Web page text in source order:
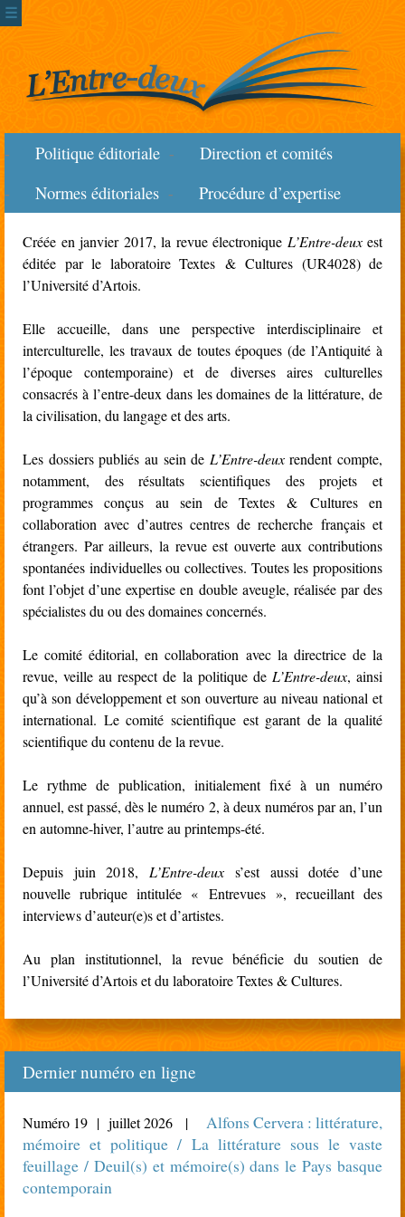
☰
Politique éditoriale
Direction et comités
Normes éditoriales
Procédure d’expertise
Créée en janvier 2017, la revue électronique L’Entre-deuxest
éditée par le laboratoire Textes & Cultures (UR4028) de
l’Université d’Artois.
Elle accueille, dans une perspective interdisciplinaire et
interculturelle, les travaux de toutes époques (de l’Antiquité à
l’époque contemporaine) et de diverses aires culturelles
consacrés à l’entre-deux dans les domaines de la littérature, de
la civilisation, du langage et des arts.
Les dossiers publiés au sein de L’Entre-deuxrendent compte,
notamment, des résultats scientifiques des projets et
programmes conçus au sein de Textes & Cultures en
collaboration avec d’autres centres de recherche français et
étrangers. Par ailleurs, la revue est ouverte aux contributions
spontanées individuelles ou collectives. Toutes les propositions
font l’objet d’une expertise en double aveugle, réalisée par des
spécialistes du ou des domaines concernés.
Le comité éditorial, en collaboration avec la directrice de la
revue, veille au respect de la politique de L’Entre-deux, ainsi
qu’à son développement et son ouverture au niveau national et
international. Le comité scientifique est garant de la qualité
scientifique du contenu de la revue.
Le rythme de publication, initialement fixé à un numéro
annuel, est passé, dès le numéro 2, à deux numéros par an, l’un
en automne-hiver, l’autre au printemps-été.
Depuis juin 2018,L’Entre-deux s’est aussi dotée d’une
nouvelle rubrique intitulée « Entrevues », recueillant des
interviews d’auteur(e)s et d’artistes.
Au plan institutionnel, la revue bénéficie du soutien de
l’Université d’Artois et du laboratoire Textes & Cultures.
Dernier numéro en ligne
Numéro 19 | juillet 2026 |
Alfons Cervera : littérature,
mémoire et politique / La littérature sous le vaste
feuillage / Deuil(s) et mémoire(s) dans le Pays basque
contemporain